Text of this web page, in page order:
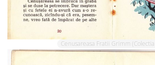
Cenusareasa Fratii Grimm